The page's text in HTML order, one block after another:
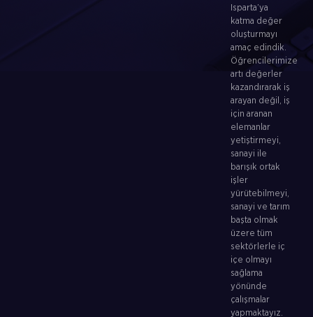
Isparta’ya
katma değer
oluşturmayı
amaç edindik.
Öğrencilerimize
artı değerler
kazandırarak iş
arayan değil, iş
için aranan
elemanlar
yetiştirmeyi,
sanayi ile
barışık ortak
işler
yürütebilmeyi,
sanayi ve tarım
başta olmak
üzere tüm
sektörlerle iç
içe olmayı
sağlama
yönünde
çalışmalar
yapmaktayız.